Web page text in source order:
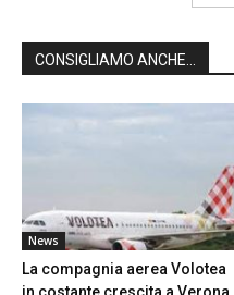
CONSIGLIAMO ANCHE...
News
La compagnia aerea Volotea